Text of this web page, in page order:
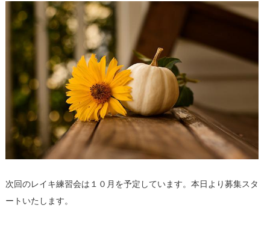
次回のレイキ練習会は１０月を予定しています。本日より募集スタ
ートいたします。